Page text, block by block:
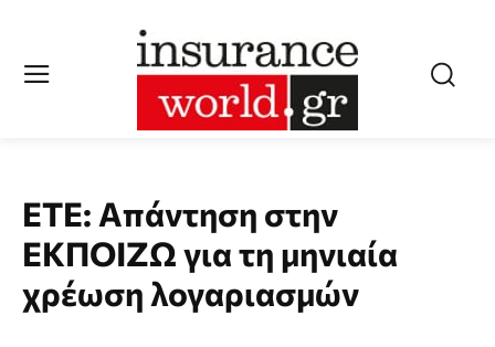
ΕΤΕ: Απάντηση στην
ΕΚΠΟΙΖΩ για τη μηνιαία
χρέωση λογαριασμών